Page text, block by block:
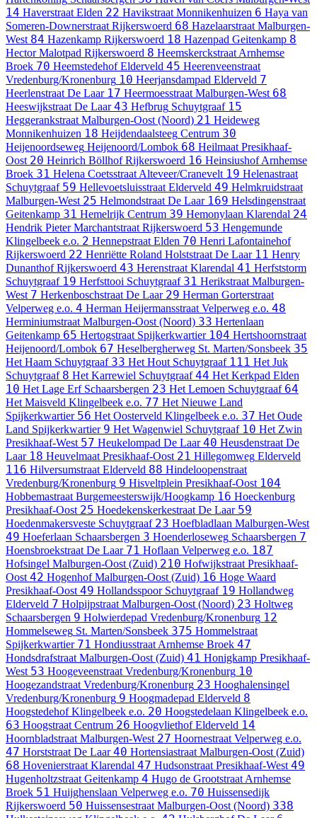
14 Haverstraat Elden 22 Havikstraat Monnikenhuizen 6 Haya van
Someren-Downerstraat Rijkerswoerd 68 Hazelaarstraat Malburgen-
West 84 Hazenkamp Rijkerswoerd 18 Hazenpad Geitenkamp 8
Hector Malotpad Rijkerswoerd 8 HeemskerckstraatArnhemse
Broek 70 Heemstedehof Elderveld 45 Heerenveenstraat
Vredenburg/Kronenburg 10 Heerjansdampad Elderveld 7
Heerlenstraat De Laar 17 Heermoesstraat Malburgen-West 68
Heeswijkstraat De Laar 43 Hefbrug Schuytgraaf 15
Heggerankstraat Malburgen-Oost (Noord) 21 Heideweg
Monnikenhuizen 18 Heijdendaalsteeg Centrum 30
Heijenoordseweg Heijenoord/Lombok 68 Heilmaat Presikhaaf-
Oost 20 Heinrich Böllhof Rijkerswoerd 16 HeinsiushofArnhemse
Broek 31 Helena CoetsstraatAlteveer/Cranevelt 19 Helenastraat
Schuytgraaf 59 Hellevoetsluisstraat Elderveld 49 Helmkruidstraat
Malburgen-West 25 Helmondstraat De Laar 169 Helsdingenstraat
Geitenkamp 31 Hemelrijk Centrum 39 Hemonylaan Klarendal 24
Hendrik Pieter Marchantstraat Rijkerswoerd 53 Hengemunde
Klingelbeek e.o. 2 Hennepstraat Elden 70 Henri Lafontainehof
Rijkerswoerd 22 Henriëtte Roland Holststraat De Laar 11 Henry
Dunanthof Rijkerswoerd 43 Herenstraat Klarendal 41 Herfststorm
Schuytgraaf 19 Herfsttooi Schuytgraaf 31 Herikstraat Malburgen-
West 7 Herkenboschstraat De Laar 29 Herman Gorterstraat
Velperweg e.o. 4 Herman Heijermansstraat Velperweg e.o. 48
Herminiumstraat Malburgen-Oost (Noord) 33 Hertenlaan
Geitenkamp 65 Hertogstraat Spijkerkwartier 104 Hertshoornstraat
Heijenoord/Lombok 67 Heselbergherweg St. Marten/Sonsbeek 35
Het Haam Schuytgraaf 33 Het Hout Schuytgraaf 111 Het Juk
Schuytgraaf 8 Het Karrewiel Schuytgraaf 44 Het Kerkpad Elden
10 Het Lage Erf Schaarsbergen 23 Het Lemoen Schuytgraaf 64
Het Maisveld Klingelbeek e.o. 77 Het Nieuwe Land
Spijkerkwartier 56 Het Oosterveld Klingelbeek e.o. 37 Het Oude
Land Spijkerkwartier 9 Het Wagenwiel Schuytgraaf 10 Het Zwin
Presikhaaf-West 57 Heukelompad De Laar 40 Heusdenstraat De
Laar 18 Heuvelmaat Presikhaaf-Oost 21 Hillegomweg Elderveld
116 Hilversumstraat Elderveld 88 Hindeloopenstraat
Vredenburg/Kronenburg 9 Hisveltplein Presikhaaf-Oost 104
Hobbemastraat Burgemeesterswijk/Hoogkamp 16 Hoeckenburg
Presikhaaf-Oost 25 Hoedekenskerkestraat De Laar 59
Hoedenmakersveste Schuytgraaf 23 Hoefbladlaan Malburgen-West
49 Hoeferlaan Schaarsbergen 3 Hoenderloseweg Schaarsbergen 7
Hoensbroekstraat De Laar 71 Hoflaan Velperweg e.o. 187
Hofsingel Malburgen-Oost (Zuid) 210 Hofwijkstraat Presikhaaf-
Oost 42 Hogenhof Malburgen-Oost (Zuid) 16 Hoge Waard
Presikhaaf-Oost 49 Hollandsspoor Schuytgraaf 19 Hollandweg
Elderveld 7 Holpijpstraat Malburgen-Oost (Noord) 23 Holtweg
Schaarsbergen 9 Holwierdepad Vredenburg/Kronenburg 12
Hommelseweg St. Marten/Sonsbeek 375 Hommelstraat
Spijkerkwartier 71 HondiusstraatArnhemse Broek 47
Hondsdrafstraat Malburgen-Oost (Zuid) 41 Honigkamp Presikhaaf-
West 53 Hoogeveenstraat Vredenburg/Kronenburg 10
Hoogezandstraat Vredenburg/Kronenburg 23 Hooghalensingel
Vredenburg/Kronenburg 9 Hoogmadepad Elderveld 8
Hoogstedehof Klingelbeek e.o. 20 Hoogstedelaan Klingelbeek e.o.
63 Hoogstraat Centrum 26 Hoogvliethof Elderveld 14
Hoornbladstraat Malburgen-West 27 Hoornestraat Velperweg e.o.
47 Horststraat De Laar 40 Hortensiastraat Malburgen-Oost (Zuid)
68 Hovenierstraat Klarendal 47 Hudsonstraat Presikhaaf-West 49
Hugenholtzstraat Geitenkamp 4 Hugo de GrootstraatArnhemse
Broek 51 Huijghenslaan Velperweg e.o. 70 Huissensedijk
Rijkerswoerd 50 Huissensestraat Malburgen-Oost (Noord) 338